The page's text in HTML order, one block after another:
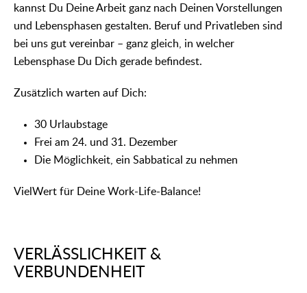
kannst Du Deine Arbeit ganz nach Deinen Vorstellungen
und Lebensphasen gestalten. Beruf und Privatleben sind
bei uns gut vereinbar – ganz gleich, in welcher
Lebensphase Du Dich gerade befindest.
Zusätzlich warten auf Dich:
30 Urlaubstage
Frei am 24. und 31. Dezember
Die Möglichkeit, ein Sabbatical zu nehmen
VielWert für Deine Work-Life-Balance!
VERLÄSSLICHKEIT &
VERBUNDENHEIT